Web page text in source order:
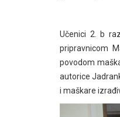
Učenici 2. b
pripravnicom
povodom
autorice
i maškare